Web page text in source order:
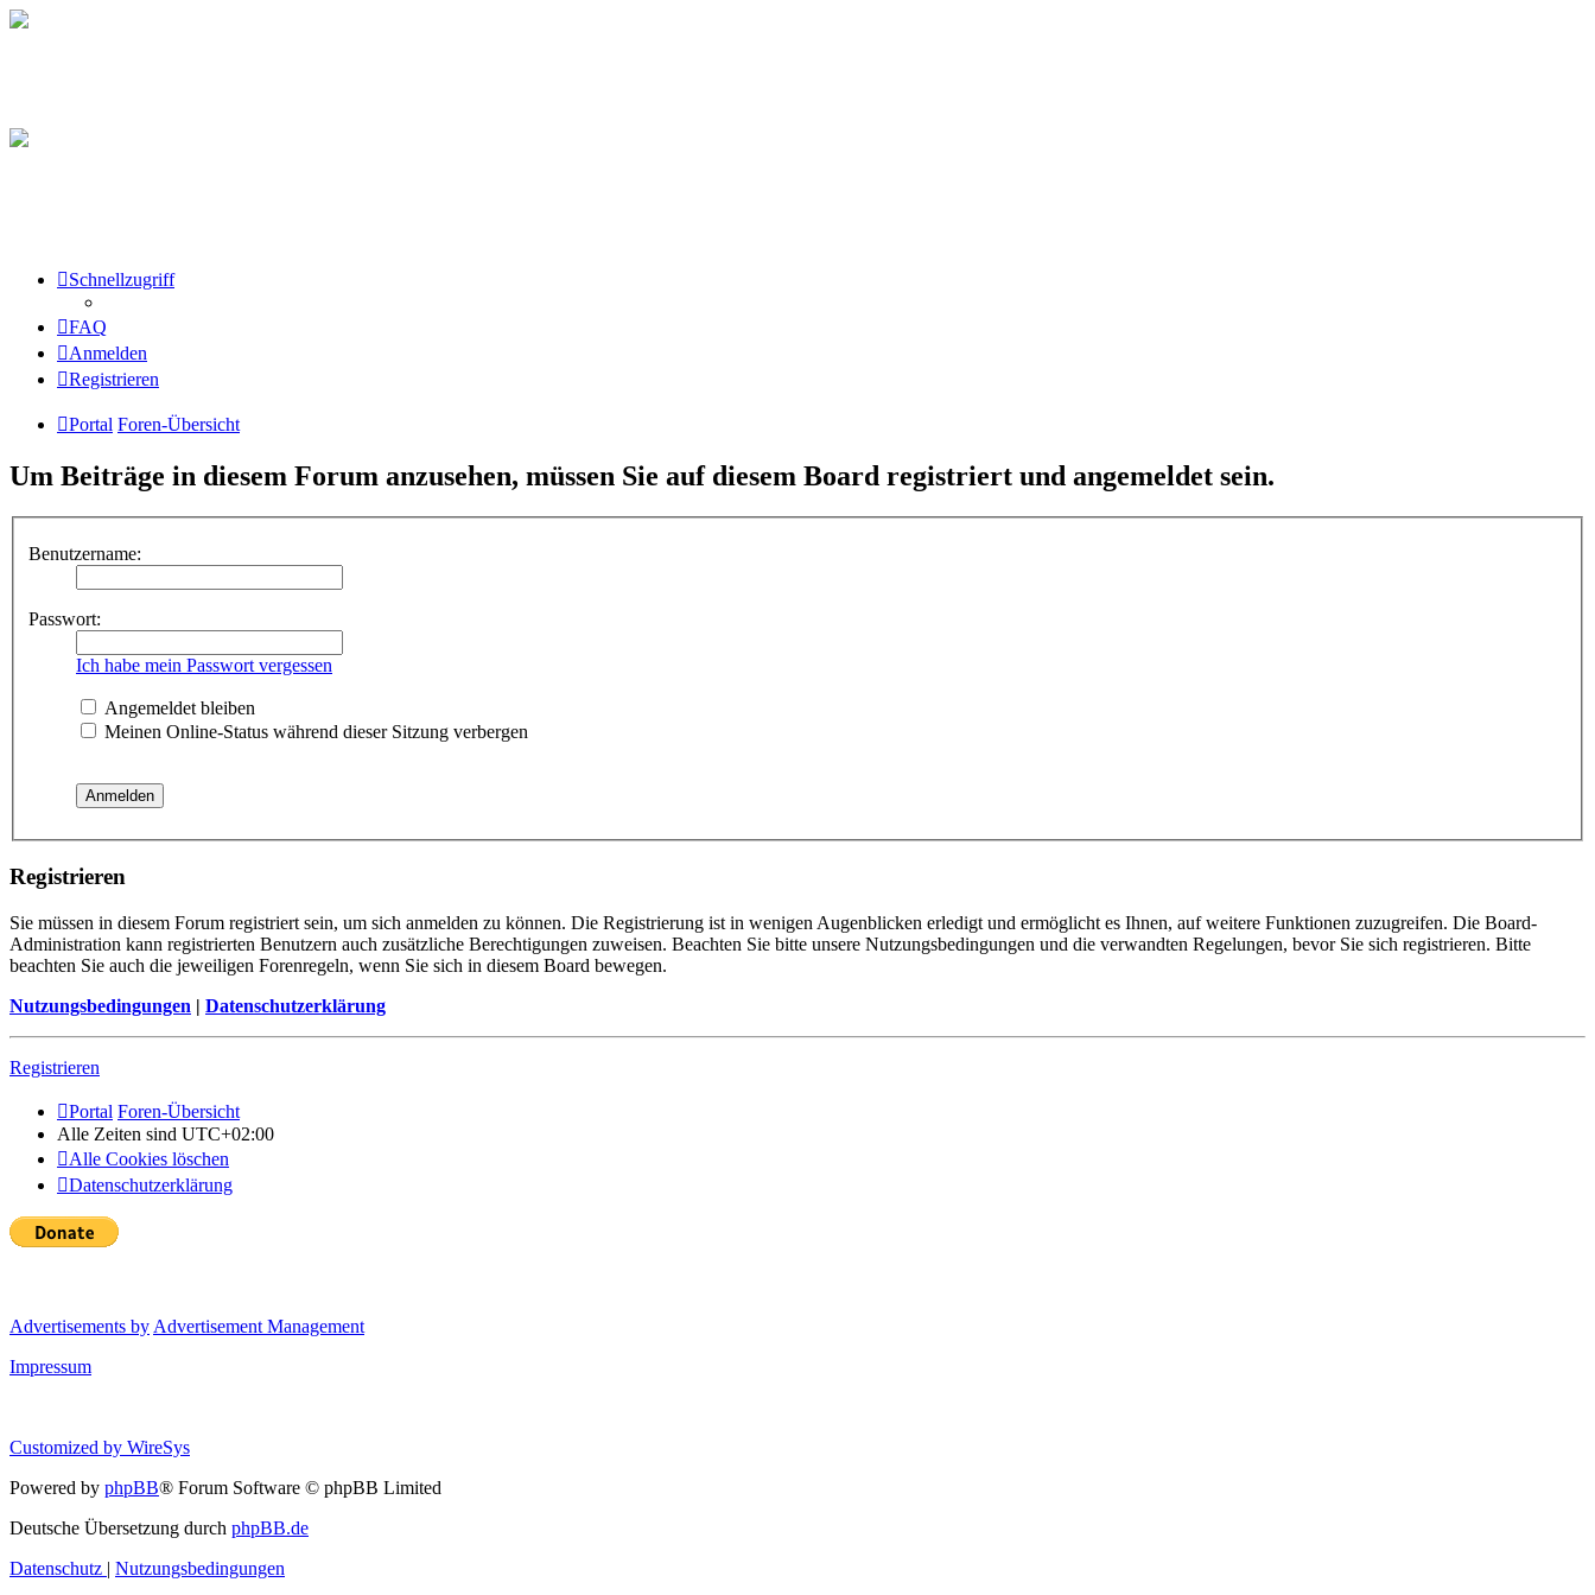
Schnellzugriff
FAQ
Anmelden
Registrieren
Portal Foren-Übersicht
Um Beiträge in diesem Forum anzusehen, müssen Sie auf diesem Board registriert und angemeldet sein.
Benutzername:
Passwort:
Ich habe mein Passwort vergessen
Angemeldet bleiben
Meinen Online-Status während dieser Sitzung verbergen
Registrieren
Sie müssen in diesem Forum registriert sein, um sich anmelden zu können. Die Registrierung ist in wenigen Augenblicken erledigt und ermöglicht es Ihnen, auf weitere Funktionen zuzugreifen. Die Board-
Administration kann registrierten Benutzern auch zusätzliche Berechtigungen zuweisen. Beachten Sie bitte unsere Nutzungsbedingungen und die verwandten Regelungen, bevor Sie sich registrieren. Bitte
beachten Sie auch die jeweiligen Forenregeln, wenn Sie sich in diesem Board bewegen.
Nutzungsbedingungen | Datenschutzerklärung
Registrieren
Portal Foren-Übersicht
Alle Zeiten sind UTC+02:00
Alle Cookies löschen
Datenschutzerklärung
Advertisements by Advertisement Management
Impressum
Customized by WireSys
Powered by phpBB® Forum Software © phpBB Limited
Deutsche Übersetzung durch phpBB.de
Datenschutz | Nutzungsbedingungen